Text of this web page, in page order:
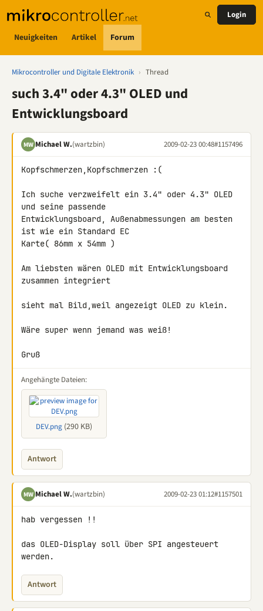
Neuigkeiten Artikel Forum
Login
Mikrocontroller und Digitale Elektronik › Thread
such 3.4" oder 4.3" OLED und
Entwicklungsboard
MW Michael W.(wartzbin) 2009-02-23 00:48#1157496
Kopfschmerzen,Kopfschmerzen :(
Ich suche verzweifelt ein 3.4" oder 4.3" OLED
und seine passende
Entwicklungsboard, Außenabmessungen am besten
ist wie ein Standard EC
Karte( 86mm x 54mm )
Am liebsten wären OLED mit Entwicklungsboard
zusammen integriert
sieht mal Bild,weil angezeigt OLED zu klein.
Wäre super wenn jemand was weiß!
Gruß
Angehängte Dateien:
DEV.png (290 KB)
Antwort
MW Michael W.(wartzbin) 2009-02-23 01:12#1157501
hab vergessen !!
das OLED-Display soll über SPI angesteuert
werden.
Antwort